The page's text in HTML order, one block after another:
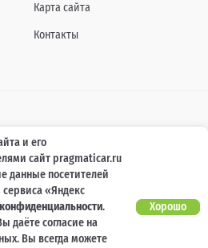
Карта сайта
Контакты
составе комплектаций, цветовой
также действующих акциях, сроках и условиях
www.pragmaticar.ru, носит информационный
не является публичной офертой,
2 статьи 437 Гражданского кодекса
подробной информации обращайтесь к
нашей компании.
2026
и его
сайт pragmaticar.ru
данные посетителей
«Яндекс
.
даёте согласие на
Вы всегда можете
Хорошо